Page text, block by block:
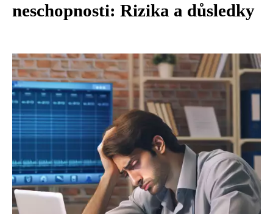
neschopnosti: Rizika a důsledky